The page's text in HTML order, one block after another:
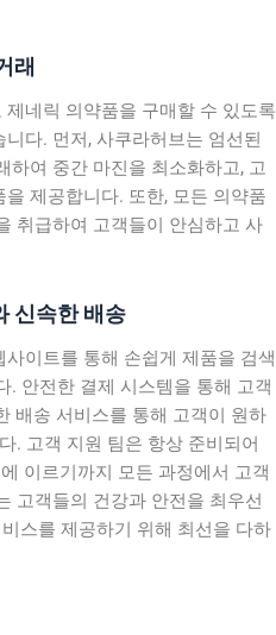
래
네릭 의약품을 구매할 수 있도록
다. 먼저, 사쿠라허브는 엄선된
하여 중간 마진을 최소화하고, 고
제공합니다. 또한, 모든 의약품
취급하여 고객들이 안심하고 사
신속한 배송
이트를 통해 손쉽게 제품을 검색
. 안전한 결제 시스템을 통해 고객
배송 서비스를 통해 고객이 원하
. 고객 지원 팀은 항상 준비되어
이르기까지 모든 과정에서 고객
고객들의 건강과 안전을 최우선
스를 제공하기 위해 최선을 다하